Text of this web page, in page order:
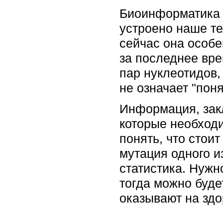
Биоинформатика
устроено наше
сейчас она
за последнее
пар
не означает
Информация,
которые
понять, что
мутация одного
статистика.
тогда можно
оказывают на